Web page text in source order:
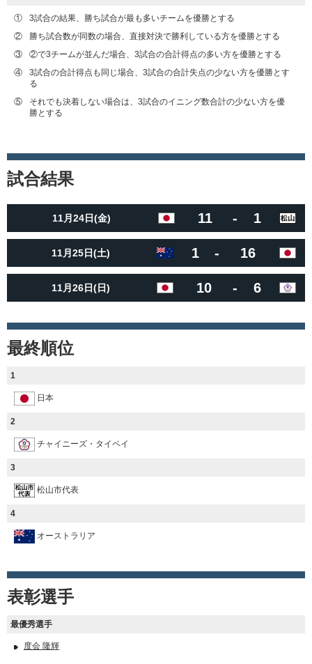
①
3試合の結果、勝ち試合が最も多いチームを優勝とする
②
勝ち試合数が同数の場合、直接対決で勝利している方を優勝とする
③
②で3チームが並んだ場合、3試合の合計得点の多い方を優勝とする
④
3試合の合計得点も同じ場合、3試合の合計失点の少ない方を優勝とす
る
⑤
それでも決着しない場合は、3試合のイニング数合計の少ない方を優
勝とする
試合結果
11月24日(金) 11 - 1
11月25日(土) 1 - 16
11月26日(日) 10 - 6
最終順位
1
日本
2
チャイニーズ・タイペイ
3
松山市代表
4
オーストラリア
表彰選手
最優秀選手
度会 隆輝